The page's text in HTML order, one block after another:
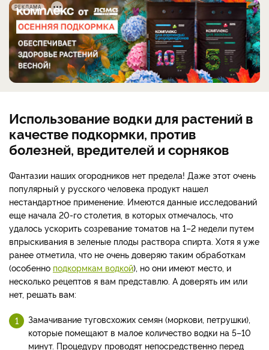
РЕКЛАМА
Использование водки для растений в
качестве подкормки, против
болезней, вредителей и сорняков
Фантазии наших огородников нет предела! Даже этот очень
популярный у русского человека продукт нашел
нестандартное применение. Имеются данные исследований
еще начала 20-го столетия, в которых отмечалось, что
удалось ускорить созревание томатов на 1–2 недели путем
впрыскивания в зеленые плоды раствора спирта. Хотя я уже
ранее отметила, что не очень доверяю таким обработкам
(особенно подкормкам водкой), но они имеют место, и
несколько рецептов я вам представлю. А доверять им или
нет, решать вам:
Замачивание туговсхожих семян (моркови, петрушки),
которые помещают в малое количество водки на 5–10
минут. Процедуру проводят непосредственно перед